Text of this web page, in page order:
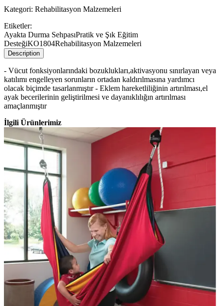
Kategori: Rehabilitasyon Malzemeleri
Etiketler:
Ayakta Durma SehpasıPratik ve Şık Eğitim
DesteğiKO1804Rehabilitasyon Malzemeleri
Description
- Vücut fonksiyonlarındaki bozuklukları,aktivasyonu sınırlayan veya
katılımı engelleyen sorunların ortadan kaldırılmasına yardımcı
olacak biçimde tasarlanmıştır - Eklem hareketliliğinin artırılması,el
ayak becerilerinin geliştirilmesi ve dayanıklılığın artırılması
amaçlanmıştır
İlgili Ürünlerimiz